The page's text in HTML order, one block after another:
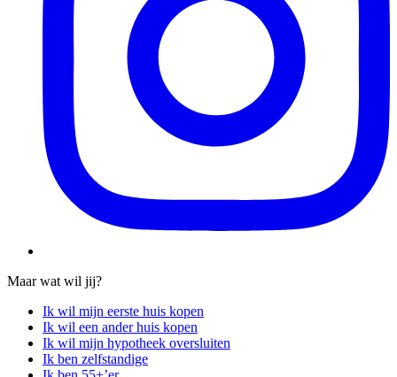
Maar wat wil jij?
Ik wil mijn eerste huis kopen
Ik wil een ander huis kopen
Ik wil mijn hypotheek oversluiten
Ik ben zelfstandige